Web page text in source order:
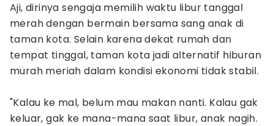
Aji, dirinya sengaja memilih waktu libur tanggal
merah dengan bermain bersama sang anak di
taman kota. Selain karena dekat rumah dan
tempat tinggal, taman kota jadi alternatif hiburan
murah meriah dalam kondisi ekonomi tidak stabil.
"Kalau ke mal, belum mau makan nanti. Kalau gak
keluar, gak ke mana-mana saat libur, anak nagih.